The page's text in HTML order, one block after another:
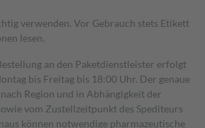
verwenden. Vor Gebrauch stets Etikett
lesen.
an den Paketdienstleister erfolgt
bis Freitag bis 18:00 Uhr. Der genaue
Region und in Abhängigkeit der
vom Zustellzeitpunkt des Spediteurs
können notwendige pharmazeutische